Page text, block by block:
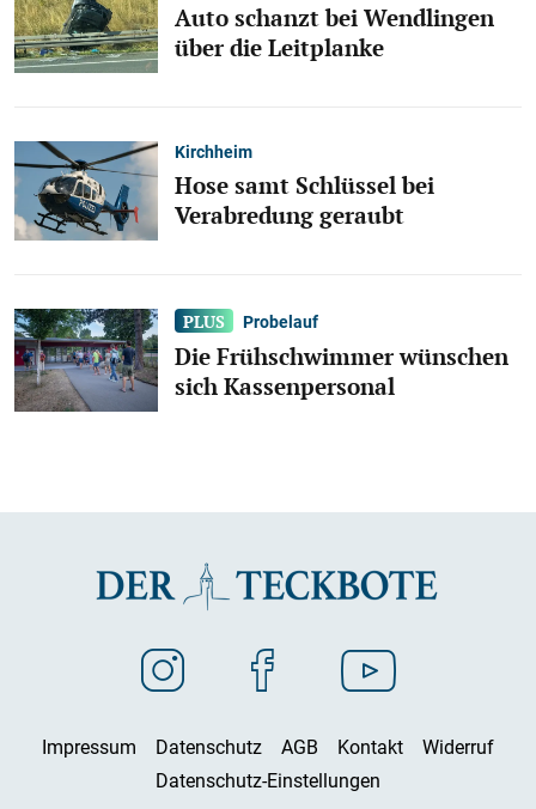
Auto schanzt bei Wendlingen
über die Leitplanke
Kirchheim
Hose samt Schlüssel bei
Verabredung geraubt
Probelauf
Die Frühschwimmer wünschen
sich Kassenpersonal
Impressum Datenschutz AGB Kontakt
Widerruf
Datenschutz-Einstellungen